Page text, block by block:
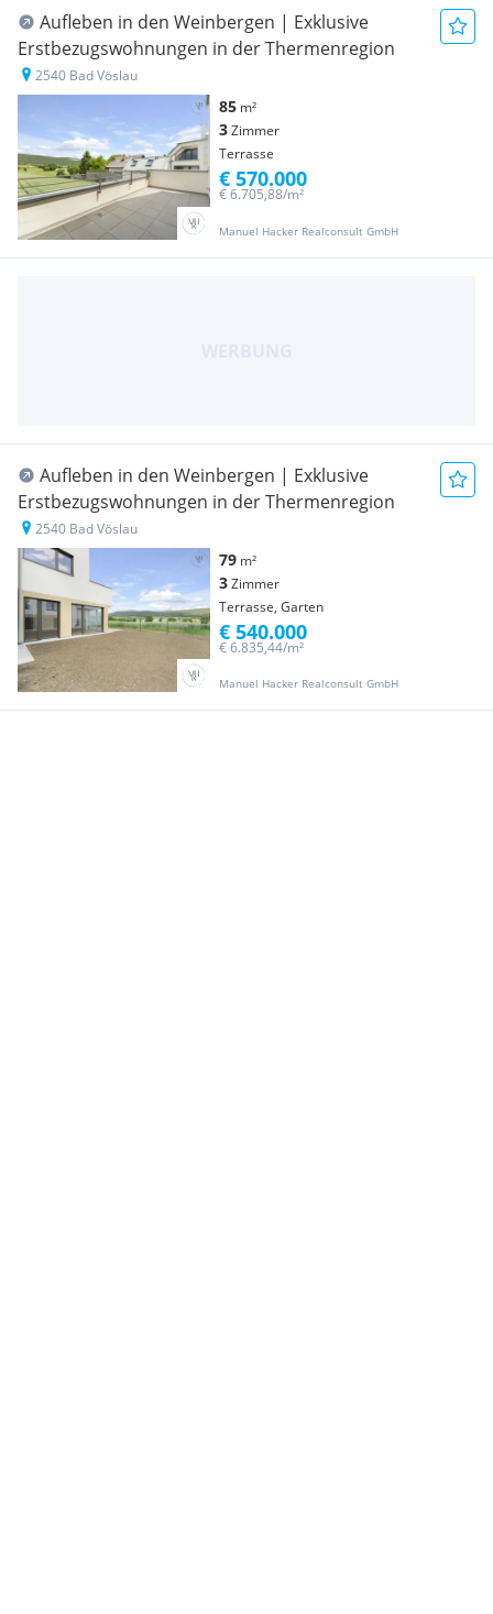
Aufleben in den Weinbergen | Exklusive
Erstbezugswohnungen in der Thermenregion
2540 Bad Vöslau
85 m²
3Zimmer
Terrasse
Manuel Hacker Realconsult GmbH
€ 6.705,88/m²
€ 570.000
Aufleben in den Weinbergen | Exklusive
Erstbezugswohnungen in der Thermenregion
2540 Bad Vöslau
79 m²
3Zimmer
Terrasse, Garten
Manuel Hacker Realconsult GmbH
€ 6.835,44/m²
€ 540.000